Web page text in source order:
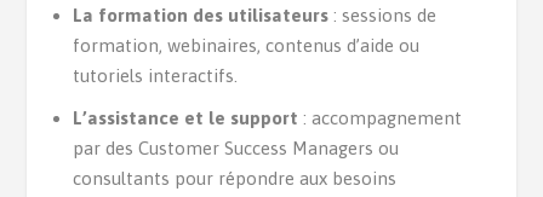
La formation des utilisateurs: sessions de
formation, webinaires, contenus d’aide ou
tutoriels interactifs.
L’assistance et le support : accompagnement
par des Customer Success Managers ou
consultants pour répondre aux besoins